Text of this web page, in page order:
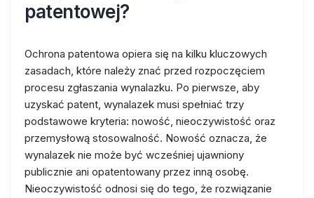
patentowej?
Ochrona patentowa opiera się na kilku kluczowych
zasadach, które należy znać przed rozpoczęciem
procesu zgłaszania wynalazku. Po pierwsze, aby
uzyskać patent, wynalazek musi spełniać trzy
podstawowe kryteria: nowość, nieoczywistość oraz
przemysłową stosowalność. Nowość oznacza, że
wynalazek nie może być wcześniej ujawniony
publicznie ani opatentowany przez inną osobę.
Nieoczywistość odnosi się do tego, że rozwiązanie